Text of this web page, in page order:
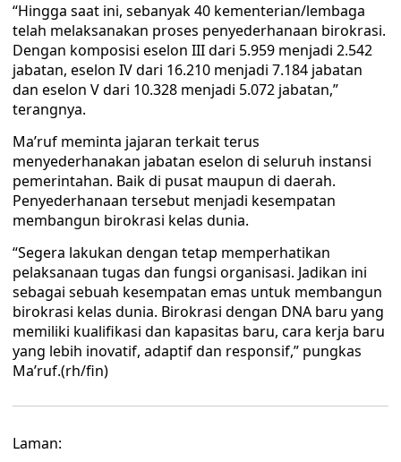
“Hingga saat ini, sebanyak 40 kementerian/lembaga
telah melaksanakan proses penyederhanaan birokrasi.
Dengan komposisi eselon III dari 5.959 menjadi 2.542
jabatan, eselon IV dari 16.210 menjadi 7.184 jabatan
dan eselon V dari 10.328 menjadi 5.072 jabatan,”
terangnya.
Ma’ruf meminta jajaran terkait terus
menyederhanakan jabatan eselon di seluruh instansi
pemerintahan. Baik di pusat maupun di daerah.
Penyederhanaan tersebut menjadi kesempatan
membangun birokrasi kelas dunia.
“Segera lakukan dengan tetap memperhatikan
pelaksanaan tugas dan fungsi organisasi. Jadikan ini
sebagai sebuah kesempatan emas untuk membangun
birokrasi kelas dunia. Birokrasi dengan DNA baru yang
memiliki kualifikasi dan kapasitas baru, cara kerja baru
yang lebih inovatif, adaptif dan responsif,” pungkas
Ma’ruf.(rh/fin)
Laman: